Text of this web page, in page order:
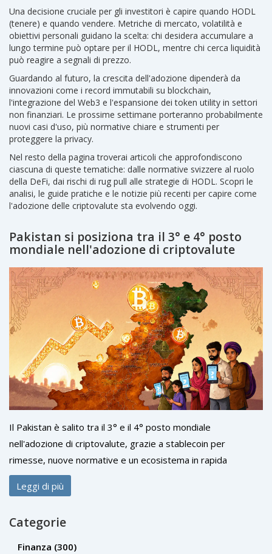
Una decisione cruciale per gli investitori è capire quando HODL
(tenere) e quando vendere. Metriche di mercato, volatilità e
obiettivi personali guidano la scelta: chi desidera accumulare a
lungo termine può optare per il HODL, mentre chi cerca liquidità
può reagire a segnali di prezzo.
Guardando al futuro, la crescita dell'adozione dipenderà da
innovazioni come i record immutabili su blockchain,
l'integrazione del Web3 e l'espansione dei token utility in settori
non finanziari. Le prossime settimane porteranno probabilmente
nuovi casi d'uso, più normative chiare e strumenti per
proteggere la privacy.
Nel resto della pagina troverai articoli che approfondiscono
ciascuna di queste tematiche: dalle normative svizzere al ruolo
della DeFi, dai rischi di rug pull alle strategie di HODL. Scopri le
analisi, le guide pratiche e le notizie più recenti per capire come
l'adozione delle criptovalute sta evolvendo oggi.
Pakistan si posiziona tra il 3° e 4° posto
mondiale nell'adozione di criptovalute
Il Pakistan è salito tra il 3° e il 4° posto mondiale
nell'adozione di criptovalute, grazie a stablecoin per
rimesse, nuove normative e un ecosistema in rapida
crescita.
Leggi di più
Categorie
Finanza (300)